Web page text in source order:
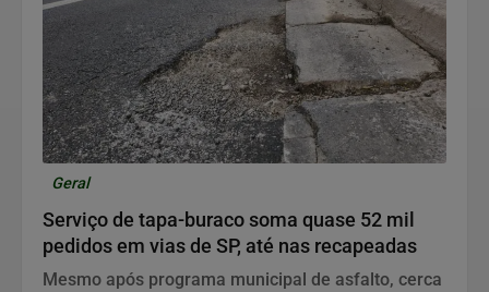
Geral
Serviço de tapa-buraco soma quase 52 mil
pedidos em vias de SP, até nas recapeadas
Mesmo após programa municipal de asfalto, cerca